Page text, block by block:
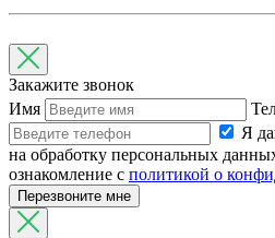
Закажите звонок
Имя
Я
на обработку персональных
ознакомление с политикой о
Перезвоните мне